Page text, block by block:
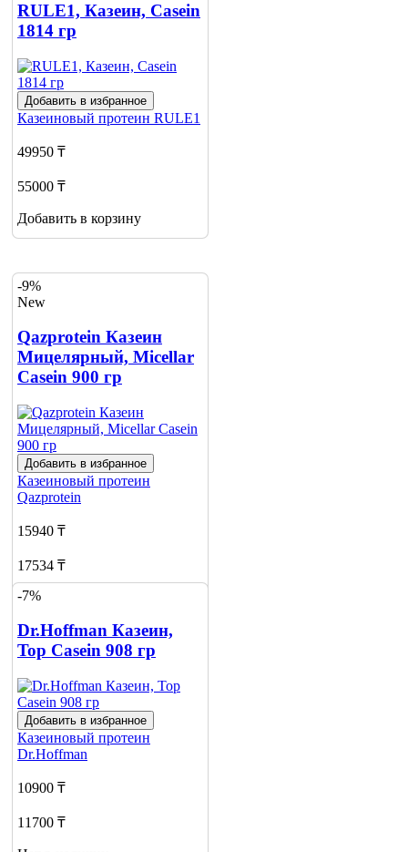
RULE1, Казеин, Casein
1814 гр
Добавить в избранное
Казеиновый протеин RULE1
49950 ₸
55000 ₸
Добавить в корзину
-9%
New
Qazprotein Казеин
Мицелярный, Micellar
Casein 900 гр
Добавить в избранное
Казеиновый протеин
Qazprotein
15940 ₸
17534 ₸
Добавить в корзину
-7%
Dr.Hoffman Казеин,
Top Casein 908 гр
Добавить в избранное
Казеиновый протеин
Dr.Hoffman
10900 ₸
11700 ₸